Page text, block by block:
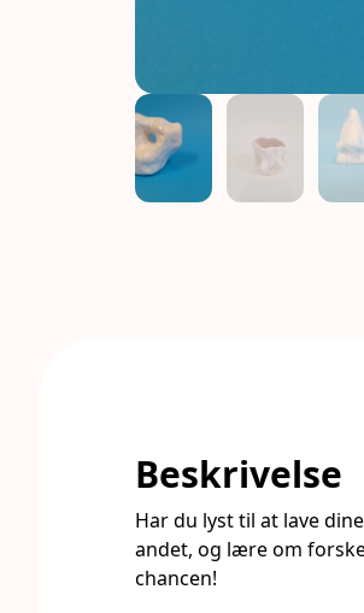
Beskrivelse
Har du lyst til at lave
andet, og lære om
chancen!